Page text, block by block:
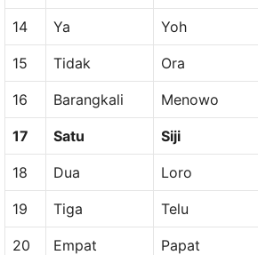
14 Ya Yoh
15 Tidak Ora
16 Barangkali Menowo
17 Satu Siji
18 Dua Loro
19 Tiga Telu
20 Empat Papat